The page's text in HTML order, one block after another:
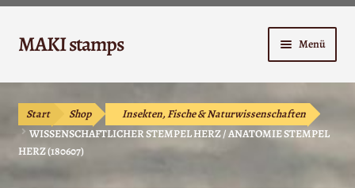
Zur
Navigation
Zum
Inhalt
MAKI stamps Menü
Shop
Warenkorb
Kasse
Start Shop
Insekten, Fische & Naturwissenschaften
WISSENSCHAFTLICHER STEMPEL HERZ / ANATOMIE STEMPEL
HERZ (180607)